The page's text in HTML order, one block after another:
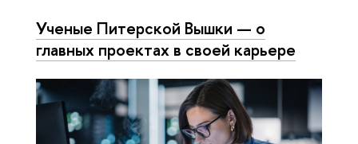
Ученые Питерской Вышки — о
главных проектах в своей карьере